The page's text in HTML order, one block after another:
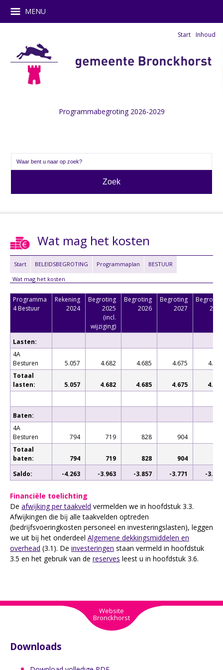
Programmabegroting 2026-2029
Start Inhoud
MENU
Wat mag het kosten
Start BELEIDSBEGROTING Programmaplan
BESTUUR
Wat mag het kosten
Programma
4 Bestuur
Rekening
2024
Begroting
2025
(incl.
wijziging)
Begroting
2026
Begroting
2027
Begroting
2028
Lasten:
4A
Besturen
5.057 4.682 4.685 4.675
4.648
Totaal
lasten:
5.057 4.682 4.685 4.675 4.648
Baten:
4A
Besturen
794 719 828 904
Totaal
baten:
794 719 828 904
Saldo:
-4.263 -3.963 -3.857 -3.771 -3.865
Financiële toelichting
De afwĳking per taakveld vermelden we in hoofdstuk 3.3.
Afwĳkingen die bĳ alle taakvelden optreden
(bedrĳfsvoeringkosten personeel en investeringslasten), leggen
we uit bĳ het onderdeel Algemene dekkingsmiddelen en
overhead (3.1). De investeringen staan vermeld in hoofdstuk
3.5 en het gebruik van de reserves leest u in hoofdstuk 3.6.
Website
Bronckhorst
Downloads